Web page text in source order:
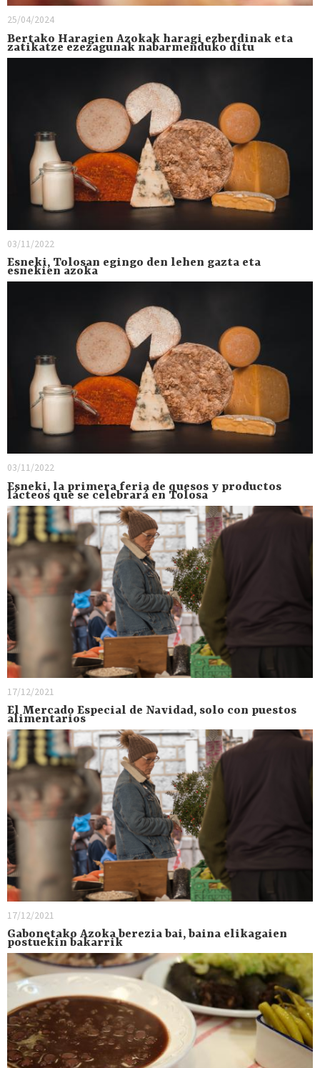
25/04/2024
Bertako Haragien Azokak haragi ezberdinak eta
zatikatze ezezagunak nabarmenduko ditu
03/11/2022
Esneki, Tolosan egingo den lehen gazta eta
esnekien azoka
03/11/2022
Esneki, la primera feria de quesos y productos
lácteos que se celebrará en Tolosa
17/12/2021
El Mercado Especial de Navidad, solo con puestos
alimentarios
17/12/2021
Gabonetako Azoka berezia bai, baina elikagaien
postuekin bakarrik